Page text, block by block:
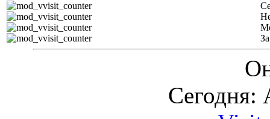
Сегодня: